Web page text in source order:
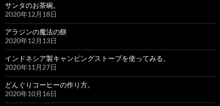
サンタのお茶碗。
2020年12月18日
アラジンの魔法の餅
2020年12月13日
インドネシア製キャンピングストーブを使ってみる。
2020年11月27日
どんぐりコーヒーの作り方。
2020年10月16日